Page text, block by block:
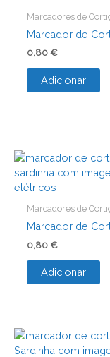
Marcadores de
Marcador de
0,80 €
Adicionar
Marcadores de
Marcador de
0,80 €
Adicionar